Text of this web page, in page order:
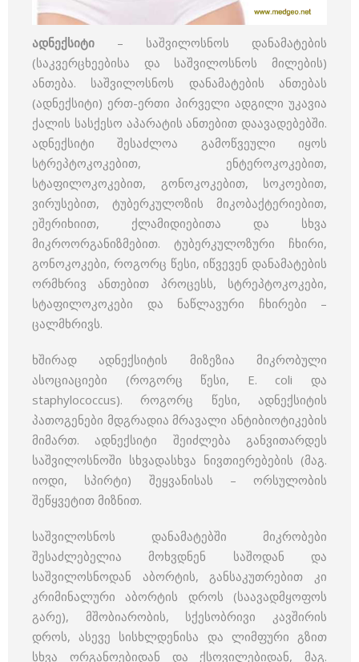
ადნექსიტი – საშვილოსნოს დანამატების
(საკვერცხეებისა და საშვილოსნოს მილების)
ანთება. საშვილოსნოს დანამატების ანთებას
(ადნექსიტი) ერთ-ერთი პირველი ადგილი უკავია
ქალის სასქესო აპარატის ანთებით დაავადებებში.
ადნექსიტი შესაძლოა გამოწვეული იყოს
სტრეპტოკოკებით, ენტეროკოკებით,
სტაფილოკოკებით, გონოკოკებით, სოკოებით,
ვირუსებით, ტუბერკულოზის მიკობაქტერიებით,
ეშერიხიით, ქლამიდიებითა და სხვა
მიკროორგანიზმებით. ტუბერკულოზური ჩხირი,
გონოკოკები, როგორც წესი, იწვევენ დანამატების
ორმხრივ ანთებით პროცესს, სტრეპტოკოკები,
სტაფილოკოკები და ნაწლავური ჩხირები –
ცალმხრივს.
ხშირად ადნექსიტის მიზეზია მიკრობული
ასოციაციები (როგორც წესი, E. coli და
staphylococcus). როგორც წესი, ადნექსიტის
პათოგენები მდგრადია მრავალი ანტიბიოტიკების
მიმართ. ადნექსიტი შეიძლება განვითარდეს
საშვილოსნოში სხვადასხვა ნივთიერებების (მაგ.
იოდი, სპირტი) შეყვანისას – ორსულობის
შეწყვეტით მიზნით.
საშვილოსნოს დანამატებში მიკრობები
შესაძლებელია მოხვდნენ საშოდან და
საშვილოსნოდან აბორტის, განსაკუთრებით კი
კრიმინალური აბორტის დროს (საავადმყოფოს
გარე), მშობიარობის, სქესობრივი კავშირის
დროს, ასევე სისხლდენისა და ლიმფური გზით
სხვა ორგანოებიდან და ქსოვილებიდან, მაგ.